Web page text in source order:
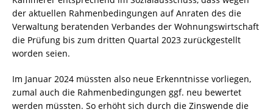
der aktuellen Rahmenbedingungen auf Anraten des die
Verwaltung beratenden Verbandes der Wohnungswirtschaft
die Prüfung bis zum dritten Quartal 2023 zurückgestellt
worden seien.
Im Januar 2024 müssten also neue Erkenntnisse vorliegen,
zumal auch die Rahmenbedingungen ggf. neu bewertet
werden müssten. So erhöht sich durch die Zinswende die